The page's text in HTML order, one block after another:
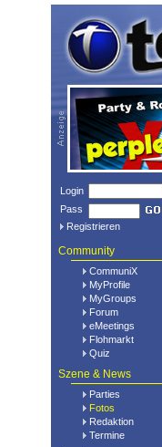
Login
Pass
Registrieren
Community
CommuniX
MyProfile
MyGroups
Forum
eMeetings
Flohmarkt
Quiz
Szene & News
Parties
Fotos
Redaktion
Termine